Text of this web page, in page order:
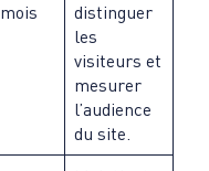
mois
distinguer
les
visiteurs et
mesurer
l’audience
du site.